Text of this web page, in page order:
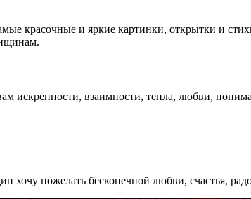
красочные и яркие картинки, открытки и
взаимности, тепла, любви,
хочу пожелать бесконечной любви, счастья,